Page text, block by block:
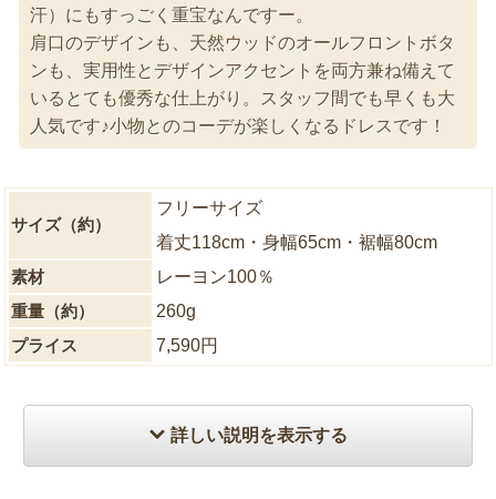
汗）にもすっごく重宝なんですー。
肩口のデザインも、天然ウッドのオールフロントボタ
ンも、実用性とデザインアクセントを両方兼ね備えて
いるとても優秀な仕上がり。スタッフ間でも早くも大
人気です♪小物とのコーデが楽しくなるドレスです！
サイズ（約）
フリーサイズ
着丈118cm・身幅65cm・裾幅80cm
素材
レーヨン100％
重量（約）
260g
プライス
7,590円
詳しい説明を表示する